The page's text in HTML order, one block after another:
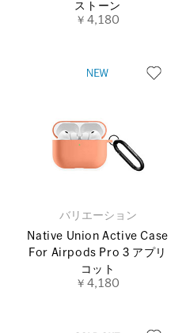
ストーン
￥4,180
バリエーション
Native Union Active Case
For Airpods Pro 3 アプリ
コット
￥4,180